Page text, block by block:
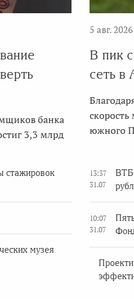
банка
3,3 млрд
5 авг.
В пик
сеть в
южного
стажировок
музея
13:37
31.07
ВТБ
10:07
31.07